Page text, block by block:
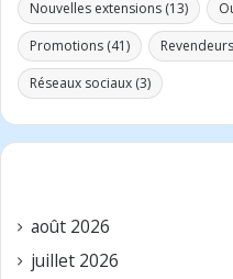
Nouvelles extensions (13)
Promotions (41) Revendeurs
Réseaux sociaux (3)
août 2026
juillet 2026